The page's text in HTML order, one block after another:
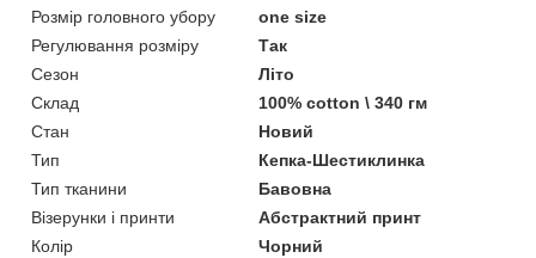
Розмір головного убору
one size
Регулювання розміру
Так
Сезон
Літо
Склад
100% cotton \ 340 гм
Стан
Новий
Тип
Кепка-Шестиклинка
Тип тканини
Бавовна
Візерунки і принти
Абстрактний принт
Колір
Чорний